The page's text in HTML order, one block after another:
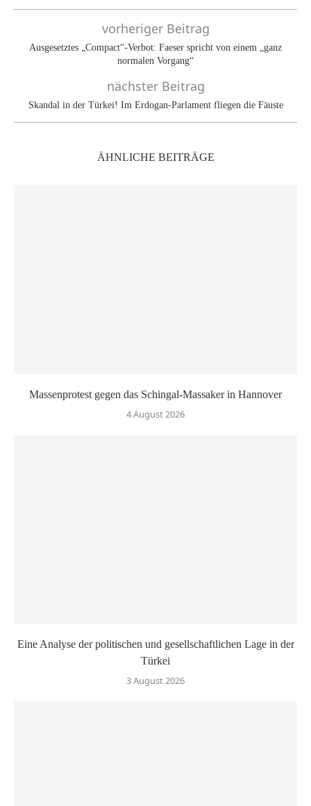
vorheriger Beitrag
Ausgesetztes „Compact“-Verbot: Faeser spricht von einem „ganz
normalen Vorgang“
nächster Beitrag
Skandal in der Türkei! Im Erdogan-Parlament fliegen die Fäuste
ÄHNLICHE BEITRÄGE
Massenprotest gegen das Schingal-Massaker in Hannover
4 August 2026
Eine Analyse der politischen und gesellschaftlichen Lage in der
Türkei
3 August 2026